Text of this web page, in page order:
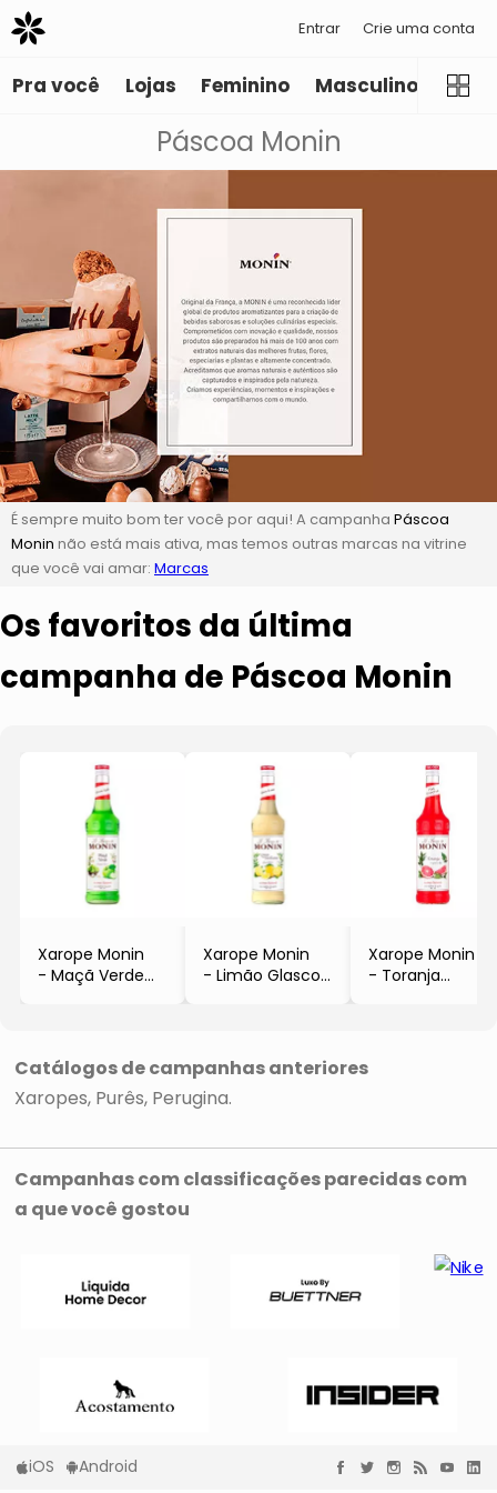
Entrar Crie uma conta
Pra você Lojas Feminino Masculino
Páscoa Monin
É sempre muito bom ter você por aqui! A campanha Páscoa
Monin não está mais ativa, mas temos outras marcas na vitrine
que você vai amar: Marcas
Os favoritos da última
campanha de Páscoa Monin
Xarope Monin
- Maçã Verde
Xarope Monin
- Limão Glasco
Xarope Monin
- Toranja
Catálogos de campanhas anteriores
Xaropes Purês Perugina
Campanhas com classificações parecidas com
a que você gostou
iOS Android